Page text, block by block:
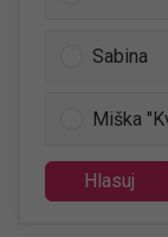
Sabina
Miška
Hlasuj